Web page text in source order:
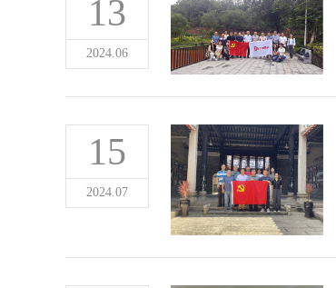
13
2024.06
15
2024.07